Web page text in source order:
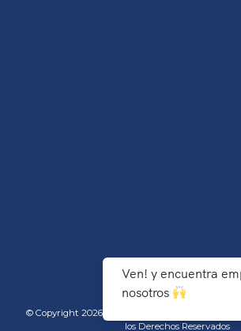
Ven! y encuentra
nosotros
© Copyright 2026 TecNM/Instituto Tecnológico de
los Derechos Reservados